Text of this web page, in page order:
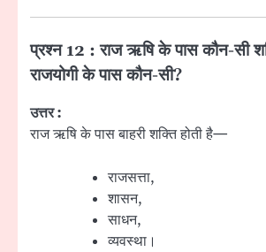
प्रश्न 12 : राज ऋषि के पास कौन-सी
राजयोगी के पास कौन-सी?
उत्तर :
राज ऋषि के पास बाहरी शक्ति होती है—
राजसत्ता,
शासन,
साधन,
व्यवस्था।